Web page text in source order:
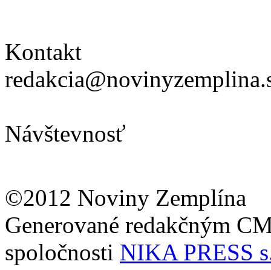
Kontakt
Návštevnosť
©2012 Noviny Zemplína
Generované redakčným
spoločnosti NIKA PRESS